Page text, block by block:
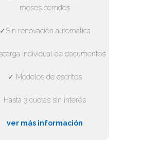
meses corridos
✓Sin renovación automática
individual de documentos
✓ Modelos de escritos
Hasta 3 cuotas sin interés
ver más información